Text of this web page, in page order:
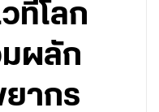
ทีโลก
ผลัก
ากร